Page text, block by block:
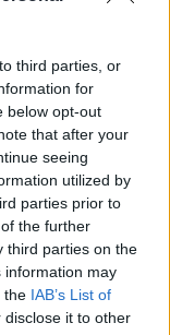
third parties, or
for
below opt-out
that after your
seeing
utilized by
parties prior to
the further
third parties on the
information may
the IAB’s List of
it to other
στο
στον κόσμο
δύο
κύκλωμα
Tate
Πώς